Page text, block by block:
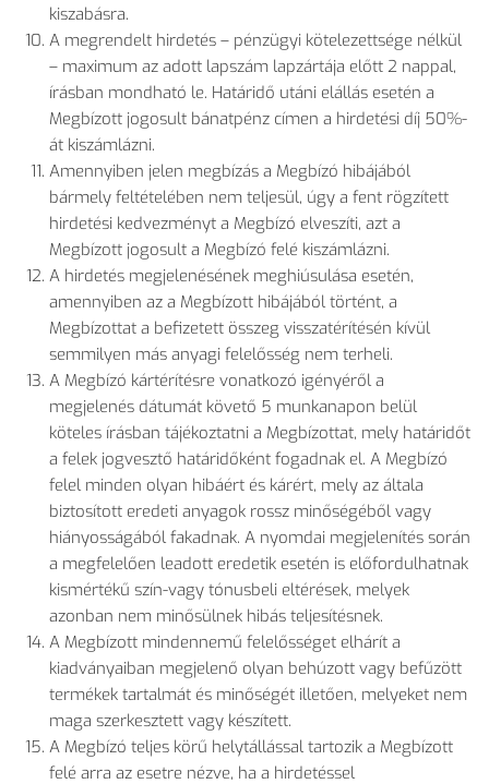
kiszabásra.
A megrendelt hirdetés – pénzügyi kötelezettsége nélkül
– maximum az adott lapszám lapzártája előtt 2 nappal,
írásban mondható le. Határidő utáni elállás esetén a
Megbízott jogosult bánatpénz címen a hirdetési díj 50%-
át kiszámlázni.
Amennyiben jelen megbízás a Megbízó hibájából
bármely feltételében nem teljesül, úgy a fent rögzített
hirdetési kedvezményt a Megbízó elveszíti, azt a
Megbízott jogosult a Megbízó felé kiszámlázni.
A hirdetés megjelenésének meghiúsulása esetén,
amennyiben az a Megbízott hibájából történt, a
Megbízottat a befizetett összeg visszatérítésén kívül
semmilyen más anyagi felelősség nem terheli.
A Megbízó kártérítésre vonatkozó igényéről a
megjelenés dátumát követő 5 munkanapon belül
köteles írásban tájékoztatni a Megbízottat, mely határidőt
a felek jogvesztő határidőként fogadnak el. A Megbízó
felel minden olyan hibáért és kárért, mely az általa
biztosított eredeti anyagok rossz minőségéből vagy
hiányosságából fakadnak. A nyomdai megjelenítés során
a megfelelően leadott eredetik esetén is előfordulhatnak
kismértékű szín-vagy tónusbeli eltérések, melyek
azonban nem minősülnek hibás teljesítésnek.
A Megbízott mindennemű felelősséget elhárít a
kiadványaiban megjelenő olyan behúzott vagy befűzött
termékek tartalmát és minőségét illetően, melyeket nem
maga szerkesztett vagy készített.
A Megbízó teljes körű helytállással tartozik a Megbízott
felé arra az esetre nézve, ha a hirdetéssel